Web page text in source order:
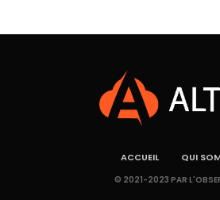
ACCUEIL QUI
© 2021-2023 PAR